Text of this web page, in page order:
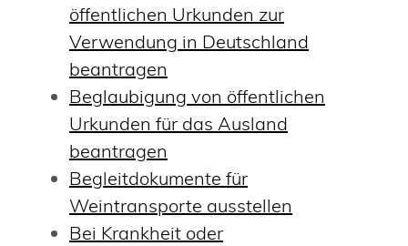
öffentlichen Urkunden zur
Verwendung in Deutschland
beantragen
Beglaubigung von öffentlichen
Urkunden für das Ausland
beantragen
Begleitdokumente für
Weintransporte ausstellen
Bei Krankheit oder